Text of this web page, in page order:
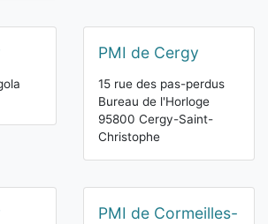
PMI de Cergy
15 rue des pas-perdus
Bureau de l'Horloge
95800 Cergy-Saint-
Christophe
PMI de Cormeilles-